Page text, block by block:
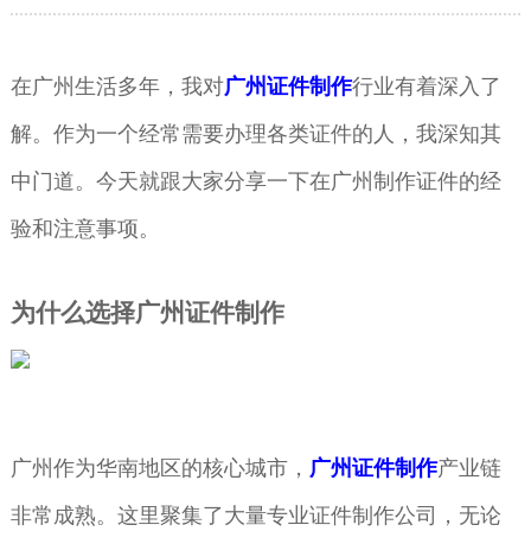
在广州生活多年，我对广州证件制作行业有着深入了
解。作为一个经常需要办理各类证件的人，我深知其
中门道。今天就跟大家分享一下在广州制作证件的经
验和注意事项。
为什么选择广州证件制作
广州作为华南地区的核心城市， 广州证件制作产业链
非常成熟。这里聚集了大量专业证件制作公司，无论